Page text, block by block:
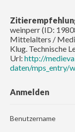
weinperr (ID:
Mittelalters /
Klug. Technische
Url: http://
daten/mps_entry/
Anmelden
Benutzername